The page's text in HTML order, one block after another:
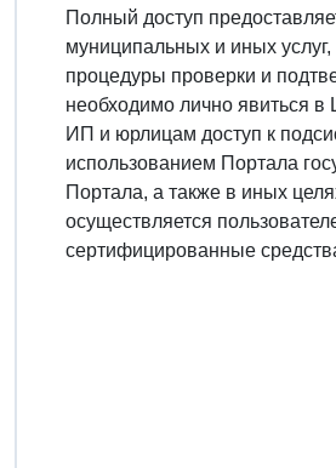
Полный доступ
муниципальных и иных
процедуры проверки и
необходимо лично явиться в
ИП и юрлицам доступ к
использованием Портала
Портала, а также в иных
осуществляется
сертифицированные